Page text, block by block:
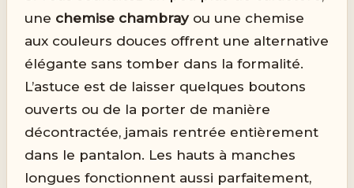
une chemise chambrayou une chemise
aux couleurs douces offrent une alternative
élégante sans tomber dans la formalité.
L’astuce est de laisser quelques boutons
ouverts ou de la porter de manière
décontractée, jamais rentrée entièrement
dans le pantalon. Les hauts à manches
longues fonctionnent aussi parfaitement,